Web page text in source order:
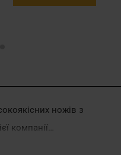
ножів з
компанії
та солідністю